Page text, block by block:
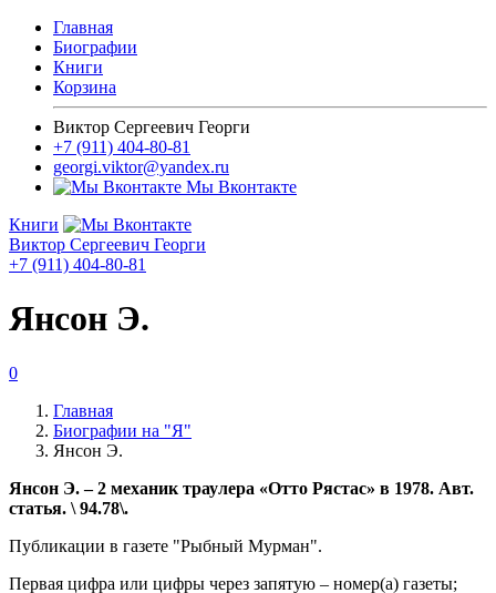
Главная
Биографии
Книги
Корзина
Виктор Сергеевич Георги
+7 (911) 404-80-81
georgi.viktor@yandex.ru
Мы Вконтакте
Книги
Виктор Сергеевич Георги
+7 (911) 404-80-81
Янсон Э.
0
Главная
Биографии на "Я"
Янсон Э.
Янсон Э. – 2 механик траулера «Отто Рястас» в 1978. Авт.
статья. \ 94.78\.
Публикации в газете "Рыбный Мурман".
Первая цифра или цифры через запятую – номер(а) газеты;